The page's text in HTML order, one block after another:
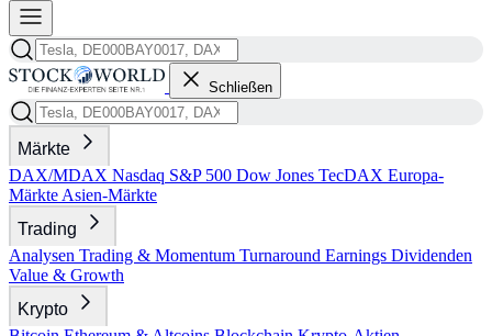
Schließen
Märkte
DAX/MDAX Nasdaq S&P 500 Dow Jones TecDAX Europa-
Märkte Asien-Märkte
Trading
Analysen Trading & Momentum Turnaround Earnings Dividenden
Value & Growth
Krypto